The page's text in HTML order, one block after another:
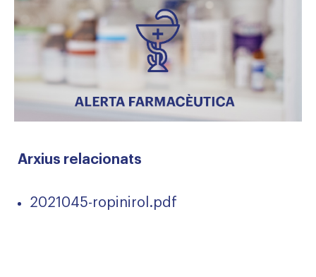
Arxius relacionats
2021045-ropinirol.pdf